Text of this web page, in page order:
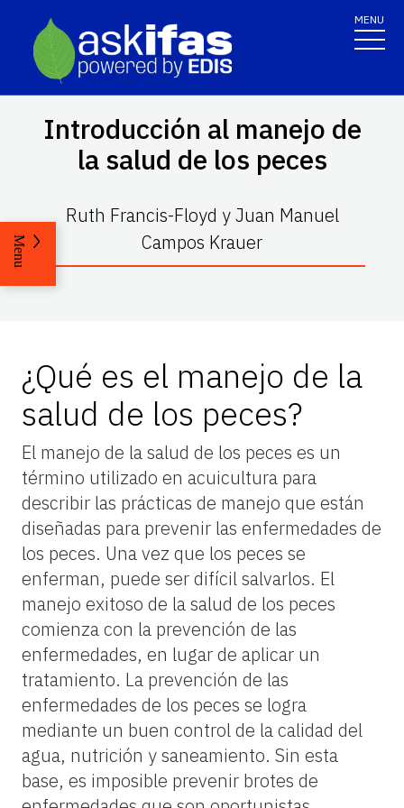
MENU
Introducción al manejo de
la salud de los peces
Ruth Francis-Floyd y Juan Manuel
Campos Krauer
Menu
¿Qué es el manejo de la
salud de los peces?
El manejo de la salud de los peces es un
término utilizado en acuicultura para
describir las prácticas de manejo que están
diseñadas para prevenir las enfermedades de
los peces. Una vez que los peces se
enferman, puede ser difícil salvarlos. El
manejo exitoso de la salud de los peces
comienza con la prevención de las
enfermedades, en lugar de aplicar un
tratamiento. La prevención de las
enfermedades de los peces se logra
mediante un buen control de la calidad del
agua, nutrición y saneamiento. Sin esta
base, es imposible prevenir brotes de